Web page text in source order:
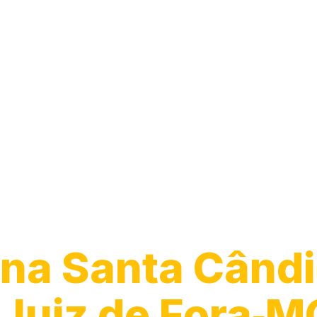
na Santa